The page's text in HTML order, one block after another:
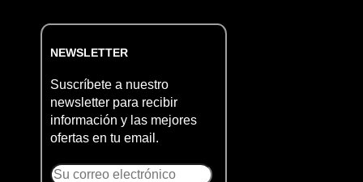
NEWSLETTER
Suscríbete a nuestro
newsletter para recibir
información y las mejores
ofertas en tu email.